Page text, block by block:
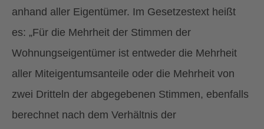
anhand aller Eigentümer. Im Gesetzestext heißt
es: „Für die Mehrheit der Stimmen der
Wohnungseigentümer ist entweder die Mehrheit
aller Miteigentumsanteile oder die Mehrheit von
zwei Dritteln der abgegebenen Stimmen, ebenfalls
berechnet nach dem Verhältnis der